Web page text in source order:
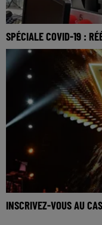
SPÉCIALE COVID-19 :
INSCRIVEZ-VOUS AU